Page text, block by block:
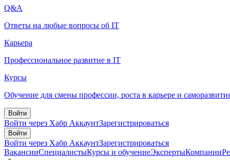
Q&A
Ответы на любые вопросы об IT
Карьера
Профессиональное развитие в IT
Курсы
Обучение для смены профессии, роста в карьере и
Войти
Войти через Хабр АккаунтЗарегистрироваться
Войти
Войти через Хабр АккаунтЗарегистрироваться
ВакансииСпециалистыКурсы и обучениеЭкспертыКомпании